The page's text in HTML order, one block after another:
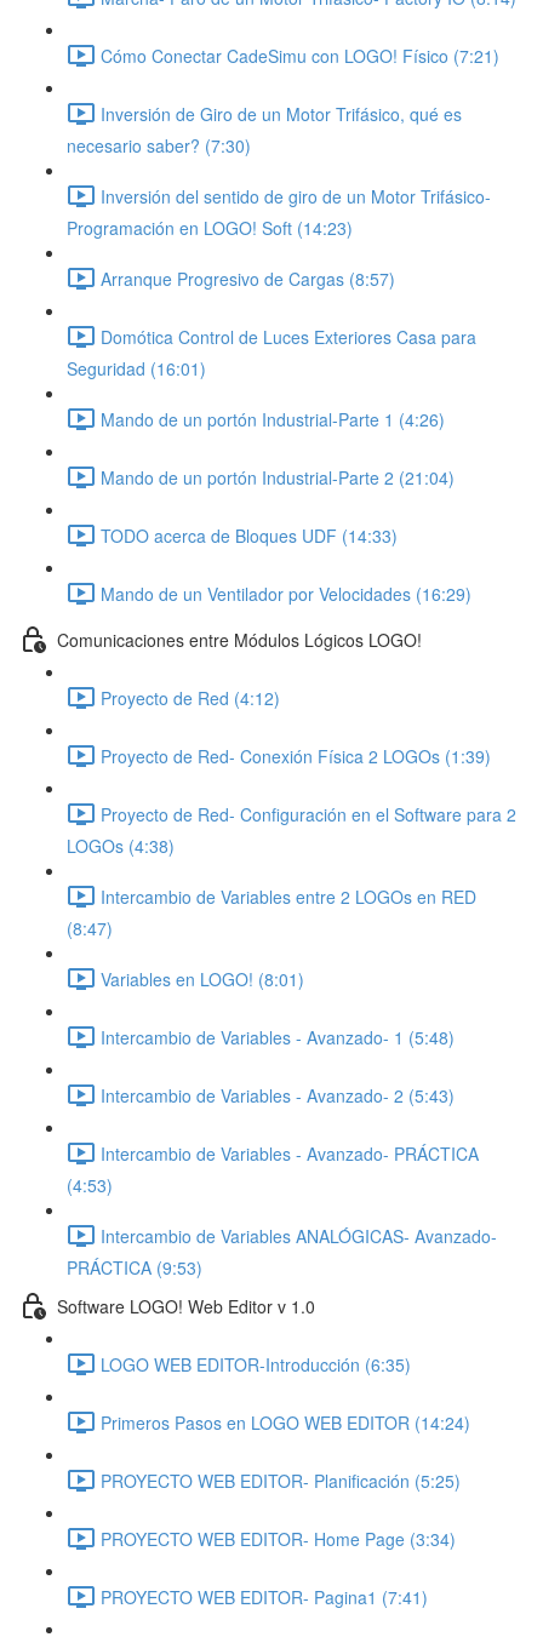
Cómo Conectar CadeSimu con LOGO! Físico (7:21)
Inversión de Giro de un Motor Trifásico, qué es
necesario saber? (7:30)
Inversión del sentido de giro de un Motor Trifásico-
Programación en LOGO! Soft (14:23)
Arranque Progresivo de Cargas (8:57)
Domótica Control de Luces Exteriores Casa para
Seguridad (16:01)
Mando de un portón Industrial-Parte 1 (4:26)
Mando de un portón Industrial-Parte 2 (21:04)
TODO acerca de Bloques UDF (14:33)
Mando de un Ventilador por Velocidades (16:29)
Comunicaciones entre Módulos Lógicos LOGO!
Proyecto de Red (4:12)
Proyecto de Red- Conexión Física 2 LOGOs (1:39)
Proyecto de Red- Configuración en el Software para 2
LOGOs (4:38)
Intercambio de Variables entre 2 LOGOs en RED
(8:47)
Variables en LOGO! (8:01)
Intercambio de Variables - Avanzado- 1 (5:48)
Intercambio de Variables - Avanzado- 2 (5:43)
Intercambio de Variables - Avanzado- PRÁCTICA
(4:53)
Intercambio de Variables ANALÓGICAS- Avanzado-
PRÁCTICA (9:53)
Software LOGO! Web Editor v 1.0
LOGO WEB EDITOR-Introducción (6:35)
Primeros Pasos en LOGO WEB EDITOR (14:24)
PROYECTO WEB EDITOR- Planificación (5:25)
PROYECTO WEB EDITOR- Home Page (3:34)
PROYECTO WEB EDITOR- Pagina1 (7:41)